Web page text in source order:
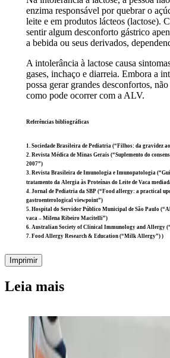
enzima responsável por quebrar o
leite e em produtos lácteos (lactose).
sentir algum desconforto gástrico
a bebida ou seus derivados,
A intolerância à lactose causa
gases, inchaço e diarreia. Embora a
possa gerar grandes desconfortos,
como pode ocorrer com a ALV.
Referências bibliográficas
1. Sociedade Brasileira de Pediatria (“Filhos: da gravidez
2. Revista Médica de Minas Gerais (“Suplemento do
2007”)
3. Revista Brasileira de Imunologia e Imunopatologia
tratamento da Alergia às Proteínas do Leite de Vaca
4. Jornal de Pediatria da SBP (“Food allergy: a practical
gastroenterological viewpoint”)
5. Hospital do Servidor Público Municipal de São Paulo
vaca – Milena Ribeiro Macitelli”)
6. Australian Society of Clinical Immunology and Allergy
7. Food Allergy Research & Education (“Milk Allergy”) )
Imprimir
Leia mais